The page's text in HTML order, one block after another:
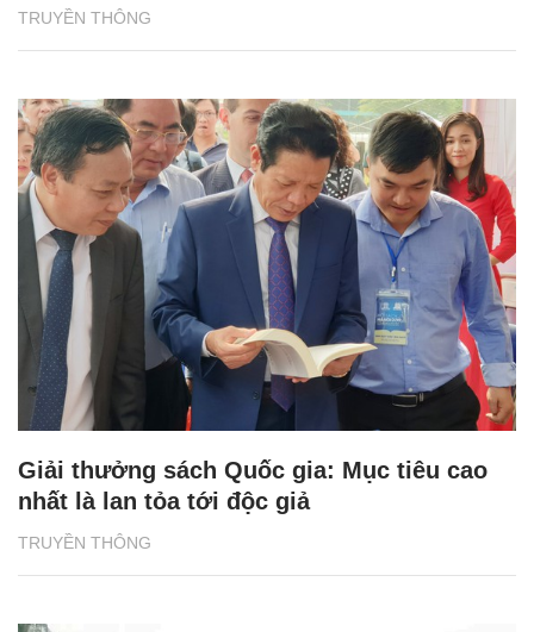
TRUYỀN THÔNG
TRUYỀN THÔNG
Giải thưởng sách Quốc gia: Mục tiêu cao
nhất là lan tỏa tới độc giả